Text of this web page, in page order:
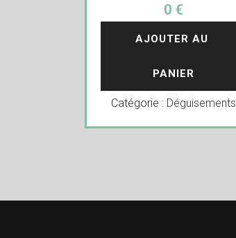
0 €
AJOUTER AU
PANIER
Catégorie : Déguisements